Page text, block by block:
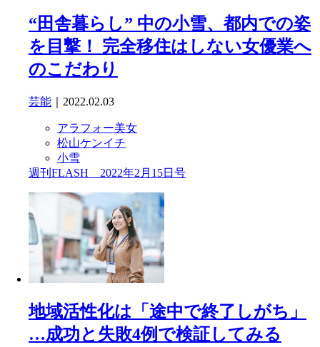
“田舎暮らし” 中の小雪、都内での姿
を目撃！ 完全移住はしない女優業へ
のこだわり
芸能 ｜2022.02.03
アラフォー美女
松山ケンイチ
小雪
週刊FLASH 2022年2月15日号
地域活性化は「途中で終了しがち」
…成功と失敗4例で検証してみる